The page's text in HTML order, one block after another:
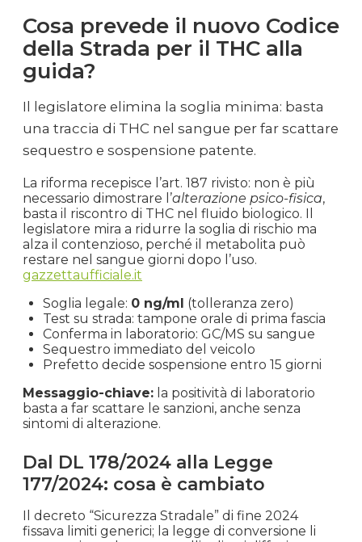
Cosa prevede il nuovo Codice
della Strada per il THC alla
guida?
Il legislatore elimina la soglia minima: basta
una traccia di THC nel sangue per far scattare
sequestro e sospensione patente.
La riforma recepisce l’art. 187 rivisto: non è più
necessario dimostrare l’alterazione psico-fisica,
basta il riscontro di THC nel fluido biologico. Il
legislatore mira a ridurre la soglia di rischio ma
alza il contenzioso, perché il metabolita può
restare nel sangue giorni dopo l’uso.
gazzettaufficiale.it
Soglia legale: 0 ng/ml (tolleranza zero)
Test su strada: tampone orale di prima fascia
Conferma in laboratorio: GC/MS su sangue
Sequestro immediato del veicolo
Prefetto decide sospensione entro 15 giorni
Messaggio-chiave: la positività di laboratorio
basta a far scattare le sanzioni, anche senza
sintomi di alterazione.
Dal DL 178/2024 alla Legge
177/2024: cosa è cambiato
Il decreto “Sicurezza Stradale” di fine 2024
fissava limiti generici; la legge di conversione li